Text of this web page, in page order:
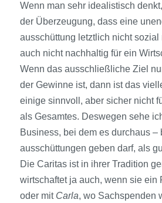
Wenn man sehr idealistisch
der Überzeugung, dass eine
ausschüttung letztlich nicht sozial
auch nicht nachhaltig für ein
Wenn das ausschließliche Ziel
der Gewinne ist, dann ist das
einige sinnvoll, aber sicher nicht
als Gesamtes. Deswegen sehe
Business, bei dem es durchaus
ausschüttungen geben darf, als
Die Caritas ist in ihrer Tradition
wirtschaftet ja auch, wenn sie ein
oder mit Carla, wo Sachspenden